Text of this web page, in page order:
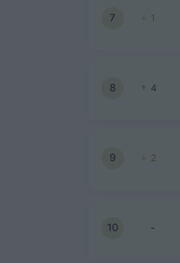
7 1
8 4
9 2
10 -